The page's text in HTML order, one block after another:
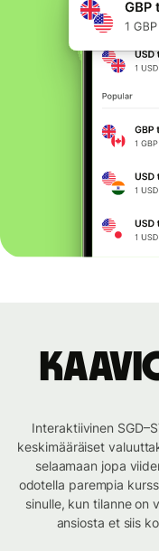
Interaktiivinen
keskimääräiset
selaamaan jopa
odotella parempia
sinulle, kun tilanne on
ansiosta et siis